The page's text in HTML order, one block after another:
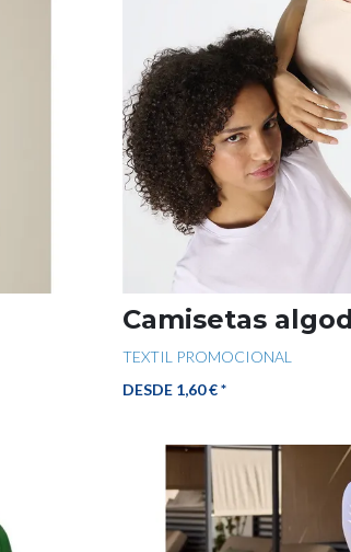
Camisetas
TEXTIL PROMOCIONAL
DESDE 1,60 € *